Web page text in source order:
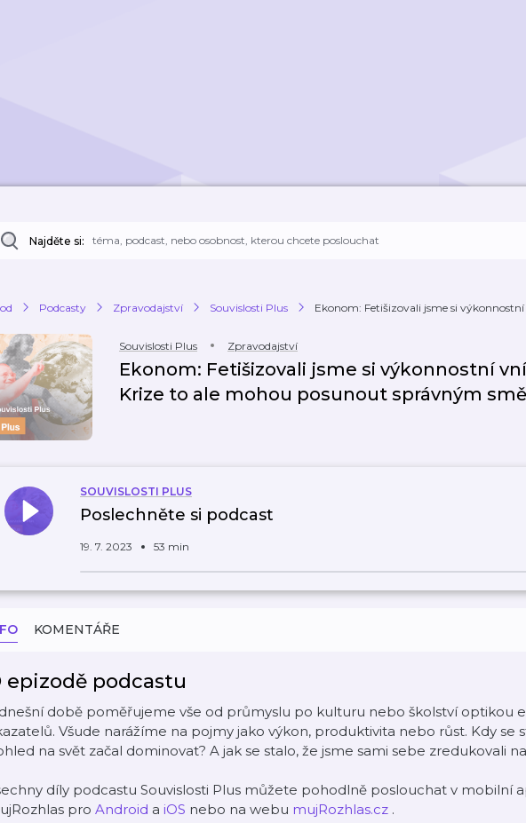
Najděte si:
Podcasty Zpravodajství Souvislosti Plus Ekonom: Fetišizovali jsme si výkonnostní
Souvislosti Plus Zpravodajství
Ekonom: Fetišizovali jsme si výkonnostní
Krize to ale mohou posunout správným
SOUVISLOSTI PLUS
Poslechněte si podcast
19. 7. 2023 53 min
KOMENTÁŘE
epizodě podcastu
době poměřujeme vše od průmyslu po kulturu nebo školství optikou
Všude narážíme na pojmy jako výkon, produktivita nebo růst. Kdy se
na svět začal dominovat? A jak se stalo, že jsme sami sebe zredukovali
díly podcastu Souvislosti Plus můžete pohodlně poslouchat v mobilní
pro Android a iOS nebo na webu mujRozhlas.cz .